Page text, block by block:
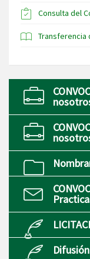
Consulta del
Transferencia